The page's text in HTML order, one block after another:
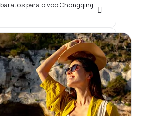
para o voo Chongqing
Chongqing Airlines?